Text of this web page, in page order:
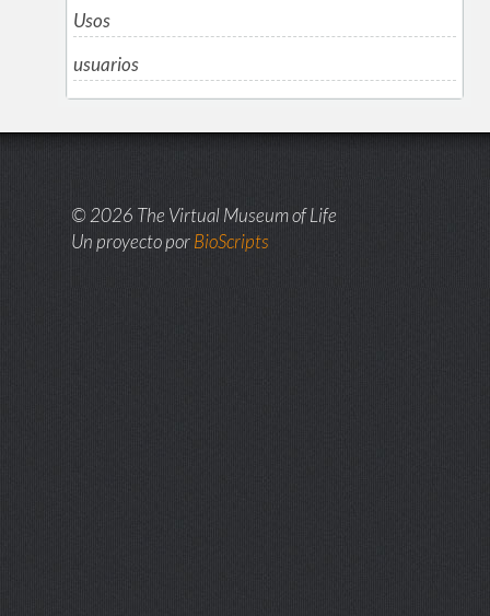
Usos
usuarios
© 2026 The Virtual Museum of Life
Un proyecto porBioScripts